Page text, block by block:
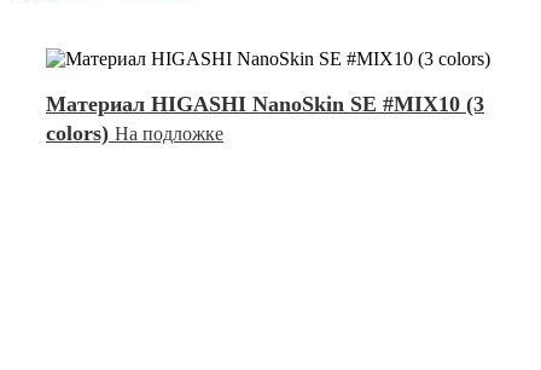
Материал HIGASHI NanoSkin SE #MIX10 (3
colors) На подложке